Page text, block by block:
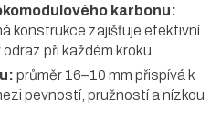
karbonu:
konstrukce zajišťuje efektivní
při každém kroku
průměr 16–10 mm přispívá k
pevností, pružností a nízkou